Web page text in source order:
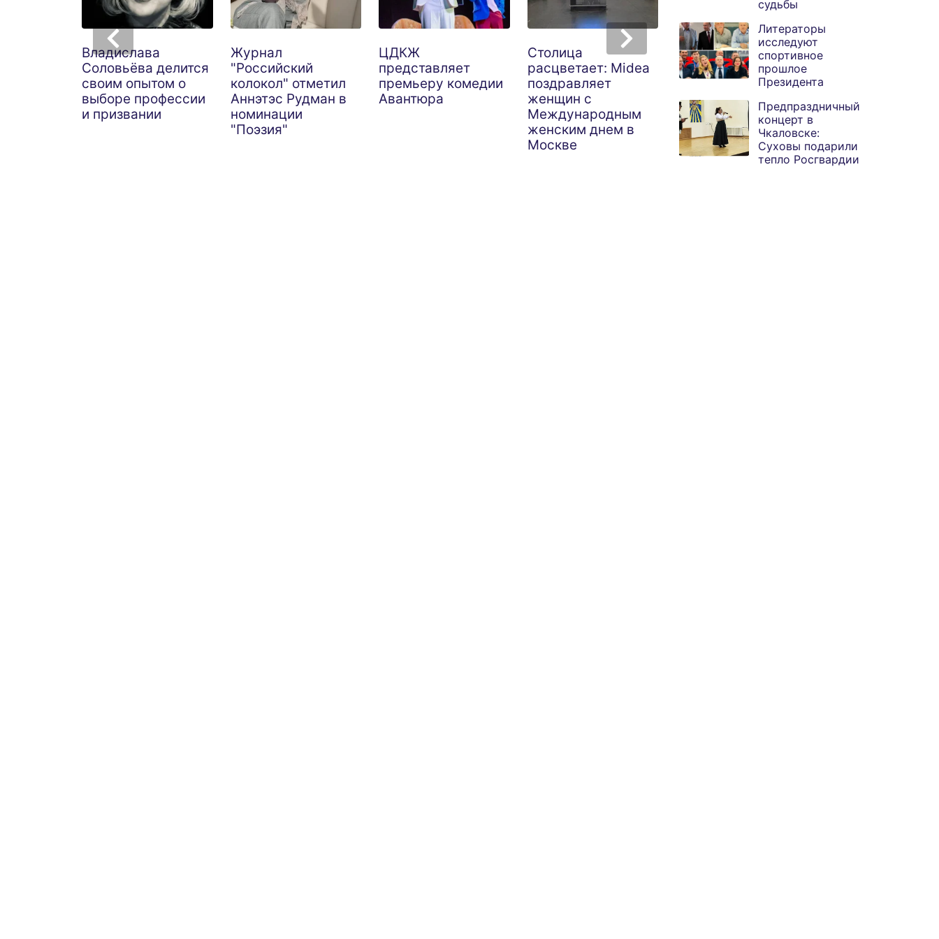
Владислава
Соловьёва делится
своим опытом о
выборе профессии
и призвании
Журнал
"Российский
колокол" отметил
Аннэтэс Рудман в
номинации
"Поэзия"
ЦДКЖ
представляет
премьеру комедии
Авантюра
Столица
расцветает: Midea
поздравляет
женщин с
Международным
женским днем в
Москве
Группа компаний
«Сантэнс» перешла
в единоличное
владение к Олегу
Моисеенкову
юбилейная
экспозиция
Улан-Удэ
объединяют
судьбы
Литераторы
исследуют
спортивное
прошлое
Президента
Предпраздничный
концерт в
Чкаловске:
Суховы подарили
тепло Росгвардии